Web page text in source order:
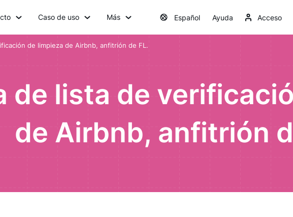
Caso de uso Más Español Ayuda Acceso
de limpieza de Airbnb, anfitrión de FL.
de lista de
de Airbnb, anfitrión